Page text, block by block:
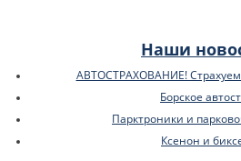
Наши
АВТОСТРАХОВАНИЕ!
Борское
Парктроники и
Ксенон и